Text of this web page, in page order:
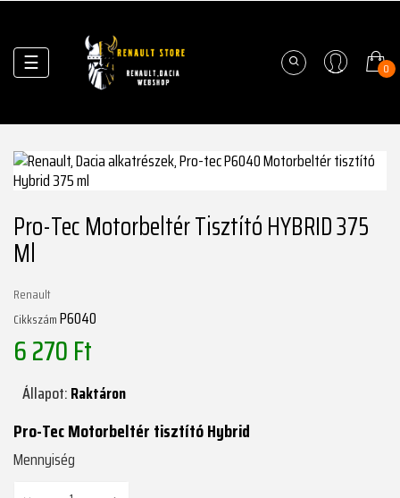
Váltás
a
navigációhoz
☰ 0
Pro-Tec Motorbeltér Tisztító HYBRID 375
Ml
Renault
CikkszámP6040
6 270 Ft
Állapot:Raktáron
Pro-Tec Motorbeltér tisztító Hybrid
Mennyiség